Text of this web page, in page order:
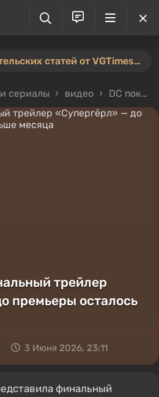
⚡️ Конкурс пользовательских статей от VGTimes продлён — участвуйте тут ⚡️
сериалы видео DC показала финальный трейлер «Супергёрл» — до премьеры осталось меньше месяца
трейлер
премьеры осталось
3 Июня 2026, 23:11
финальный